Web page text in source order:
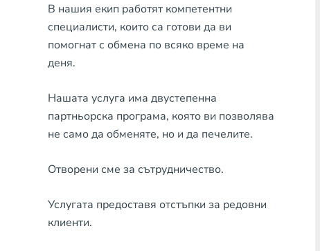
Всяка банка MDL
Всяка банка AMD
Всяка банка UZS
Всяка банка GEL
В нашия екип работят компетентни
специалисти, които са готови да ви
помогнат с обмена по всяко време на
деня.
Нашата услуга има двустепенна
партньорска програма, която ви позволява
не само да обменяте, но и да печелите.
Отворени сме за сътрудничество.
Услугата предоставя отстъпки за редовни
клиенти.